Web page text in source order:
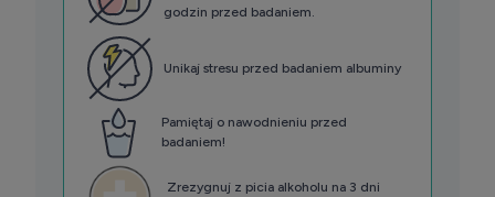
godzin przed badaniem.
Unikaj stresu przed badaniem albuminy
Pamiętaj o nawodnieniu przed
badaniem!
Zrezygnuj z picia alkoholu na 3 dni